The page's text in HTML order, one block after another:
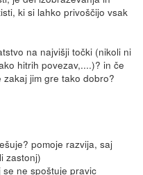
ki si lahko privoščijo vsak
na najvišji točki (nikoli ni
hitrih povezav,....)? in če
jim gre tako dobro?
pomoje razvija, saj
zastonj)
ne spoštuje pravic